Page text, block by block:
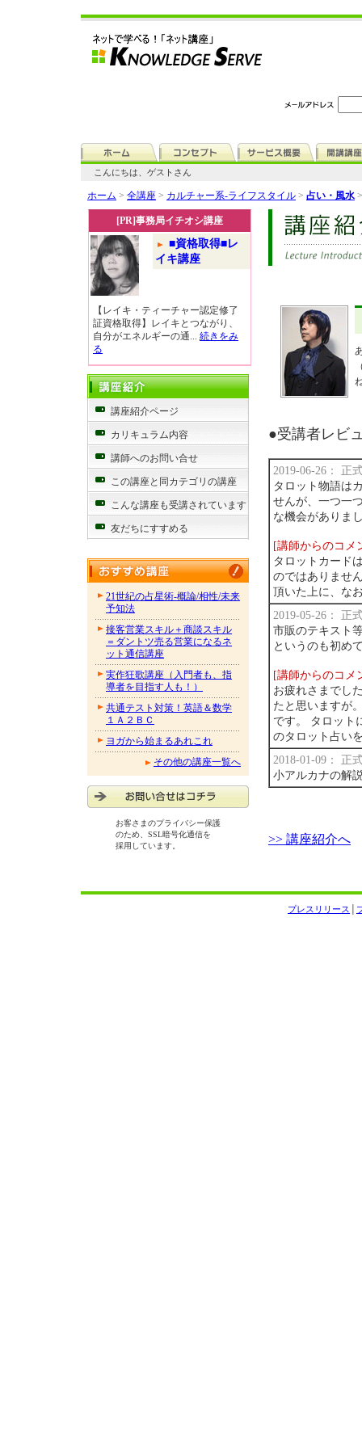
こんにちは、ゲストさん
ホーム > 全講座 > カルチャー系-ライフスタイル > 占い・風水
[PR]事務局イチオシ講座
■資格取得■レ
イキ講座
【レイキ・ティーチャー認定修了
証資格取得】レイキとつながり、
自分がエネルギーの通... 続きをみ
る
講座紹介ページ
カリキュラム内容
講師へのお問い合せ
この講座と同カテゴリの講座
こんな講座も受講されています
友だちにすすめる
21世紀の占星術-概論/相性/未来
予知法
接客営業スキル＋商談スキル
＝ダントツ売る営業になるネ
ット通信講座
実作狂歌講座（入門者も、指
導者を目指す人も！）
共通テスト対策！英語＆数学
１Ａ２ＢＣ
ヨガから始まるあれこれ
その他の講座一覧へ
お客さまのプライバシー保護
のため、SSL暗号化通信を
採用しています。
●受講者レビ
2019-06-26： 正
タロット物語は
せんが、一つ一
な機会がありま
[講師からのコメ
タロットカード
のではありませ
頂いた上に、な
2019-05-26： 正
市販のテキスト
というのも初め
[講師からのコメ
お疲れさまでし
たと思いますが
です。 タロット
のタロット占い
2018-01-09： 正
小アルカナの解
>> 講座紹介へ
プレスリリース